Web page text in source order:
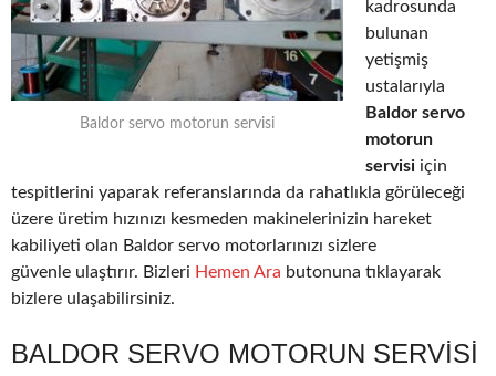
Baldor servo motorun servisi
kadrosunda
bulunan
yetişmiş
ustalarıyla
Baldor servo
motorun
servisi için
tespitlerini yaparak referanslarında da rahatlıkla görüleceği
üzere üretim hızınızı kesmeden makinelerinizin hareket
kabiliyeti olan Baldor servo motorlarınızı sizlere
güvenle ulaştırır. Bizleri Hemen Ara butonuna tıklayarak
bizlere ulaşabilirsiniz.
BALDOR SERVO MOTORUN SERVISI